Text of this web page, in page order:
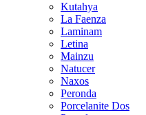
Kutahya
La Faenza
Laminam
Letina
Mainzu
Natucer
Naxos
Peronda
Porcelanite Dos